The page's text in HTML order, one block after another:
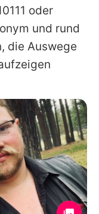
oder
und rund
die Auswege